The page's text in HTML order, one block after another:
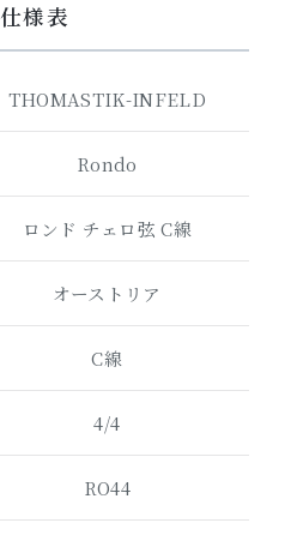
仕様表
THOMASTIK-INFELD
Rondo
ロンド チェロ弦 C線
オーストリア
C線
4/4
RO44